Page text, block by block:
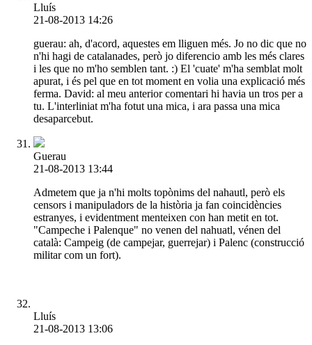
Lluís
21-08-2013 14:26
guerau: ah, d'acord, aquestes em lliguen més. Jo no dic que no
n'hi hagi de catalanades, però jo diferencio amb les més clares
i les que no m'ho semblen tant. :) El 'cuate' m'ha semblat molt
apurat, i és pel que en tot moment en volia una explicació més
ferma. David: al meu anterior comentari hi havia un tros per a
tu. L'interliniat m'ha fotut una mica, i ara passa una mica
desaparcebut.
Guerau
21-08-2013 13:44
Admetem que ja n'hi molts topònims del nahautl, però els
censors i manipuladors de la història ja fan coincidències
estranyes, i evidentment menteixen con han metit en tot.
"Campeche i Palenque" no venen del nahuatl, vénen del
català: Campeig (de campejar, guerrejar) i Palenc (construcció
militar com un fort).
Lluís
21-08-2013 13:06